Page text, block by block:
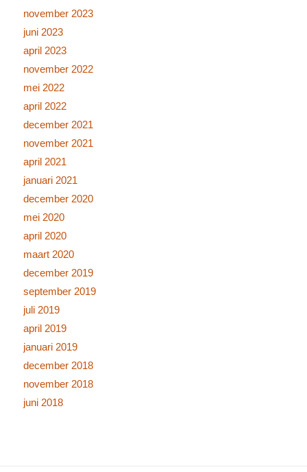
november 2023
juni 2023
april 2023
november 2022
mei 2022
april 2022
december 2021
november 2021
april 2021
januari 2021
december 2020
mei 2020
april 2020
maart 2020
december 2019
september 2019
juli 2019
april 2019
januari 2019
december 2018
november 2018
juni 2018